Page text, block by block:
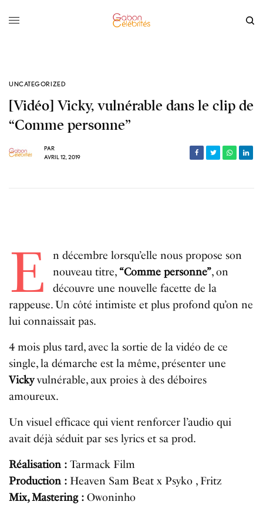
UNCATEGORIZED
[Vidéo] Vicky, vulnérable dans le clip de
“Comme personne”
PAR
AVRIL 12, 2019
E
n décembre lorsqu’elle nous propose son
nouveau titre, “Comme personne”, on
découvre une nouvelle facette de la
rappeuse. Un côté intimiste et plus profond qu’on ne
lui connaissait pas.
4 mois plus tard, avec la sortie de la vidéo de ce
single, la démarche est la même, présenter une
Vickyvulnérable, aux proies à des déboires
amoureux.
Un visuel efficace qui vient renforcer l’audio qui
avait déjà séduit par ses lyrics et sa prod.
Réalisation : Tarmack Film
Production : Heaven Sam Beat x Psyko , Fritz
Mix, Mastering : Owoninho